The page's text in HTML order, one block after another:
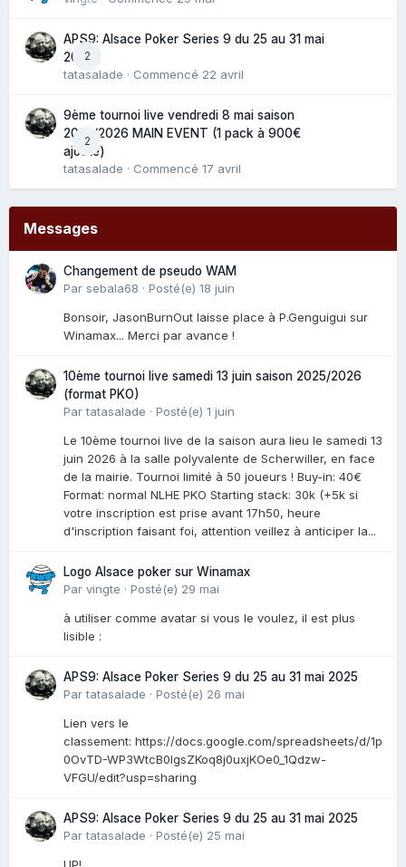
2
APS9: Alsace Poker Series 9 du 25 au 31 mai
2025
tatasalade · Commencé 22 avril
2
9ème tournoi live vendredi 8 mai saison
2025/2026 MAIN EVENT (1 pack à 900€
ajouté)
tatasalade · Commencé 17 avril
Messages
Changement de pseudo WAM
Par sebala68 · Posté(e) 18 juin
Bonsoir, JasonBurnOut laisse place à P.Genguigui sur
Winamax... Merci par avance !
10ème tournoi live samedi 13 juin saison 2025/2026
(format PKO)
Partatasalade · Posté(e) 1 juin
Le 10ème tournoi live de la saison aura lieu le samedi 13
juin 2026 à la salle polyvalente de Scherwiller, en face
de la mairie. Tournoi limité à 50 joueurs ! Buy-in: 40€
Format: normal NLHE PKO Starting stack: 30k (+5k si
votre inscription est prise avant 17h50, heure
d'inscription faisant foi, attention veillez à anticiper la...
Logo Alsace poker sur Winamax
Par vingte · Posté(e) 29 mai
à utiliser comme avatar si vous le voulez, il est plus
lisible :
APS9: Alsace Poker Series 9 du 25 au 31 mai 2025
Partatasalade · Posté(e) 26 mai
Lien vers le
classement: https://docs.google.com/spreadsheets/d/1p
0OvTD-WP3WtcB0lgsZKoq8j0uxjKOe0_1Qdzw-
VFGU/edit?usp=sharing
APS9: Alsace Poker Series 9 du 25 au 31 mai 2025
Partatasalade · Posté(e) 25 mai